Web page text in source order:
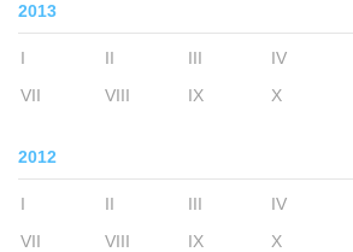
2013
I II III IV
VII
VIII IX X
2012
I II III IV
VII
VIII IX X